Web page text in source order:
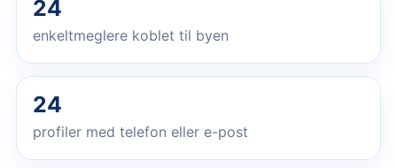
24
enkeltmeglere koblet til byen
24
profiler med telefon eller e-post